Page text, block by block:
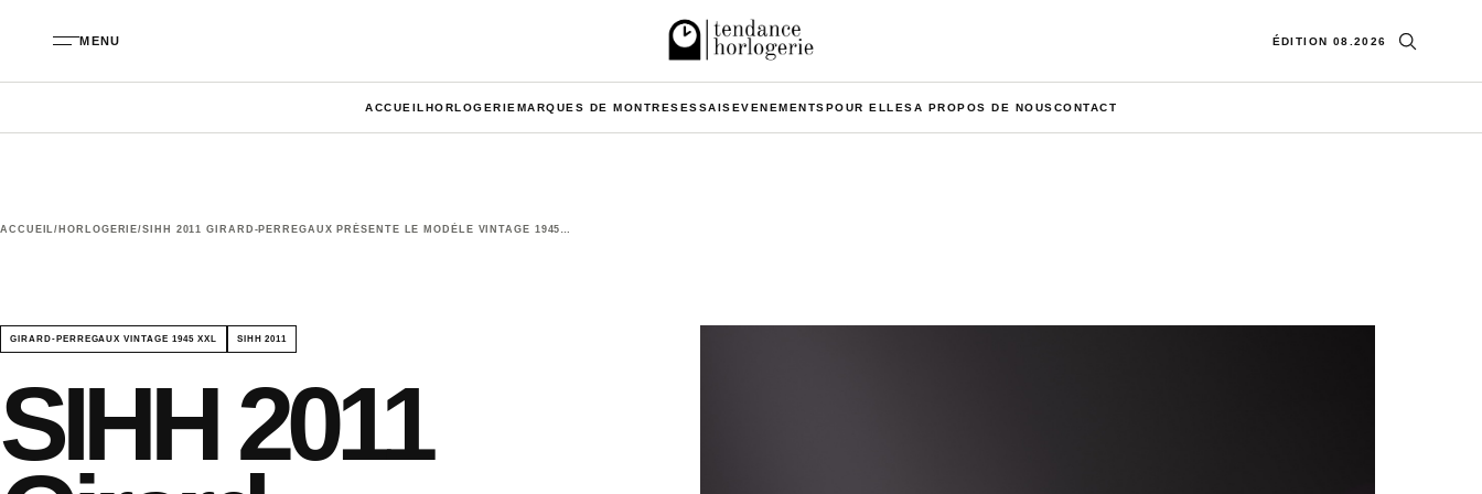
MENU ÉDITION 08.2026 Ouvrir la
ACCUEIL HORLOGERIE MARQUES DE MONTRESESSAISEVENEMENTSPOUR ELLESA PROPOS DE NOUSCONTACT
ACCUEIL/ HORLOGERIE/SIHH 2011 GIRARD-PERREGAUX PRÉSENTE LE MODÈLE VINTAGE 1945…
GIRARD-PERREGAUX VINTAGE 1945 XXL SIHH 2011
SIHH 2011